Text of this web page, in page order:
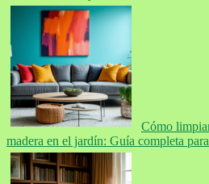
Cómo
madera en el jardín: Guía completa